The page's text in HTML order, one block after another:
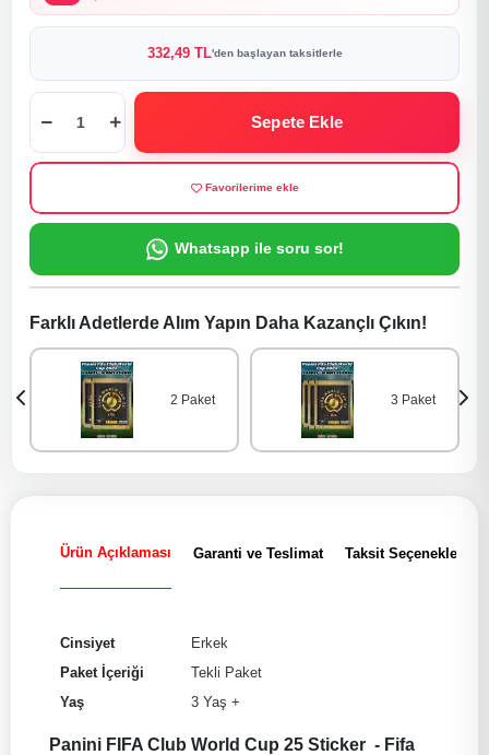
332,49 TL'den başlayan taksitlerle
Sepete Ekle
Favorilerime ekle
Whatsapp ile soru sor!
Farklı Adetlerde Alım Yapın Daha Kazançlı Çıkın!
2 Paket 3 Paket
Ürün Açıklaması Garanti ve Teslimat Taksit Seçenekleri
Cinsiyet
Erkek
Paket İçeriği
Tekli Paket
Yaş
3 Yaş +
Panini FIFA Club World Cup 25 Sticker - Fifa